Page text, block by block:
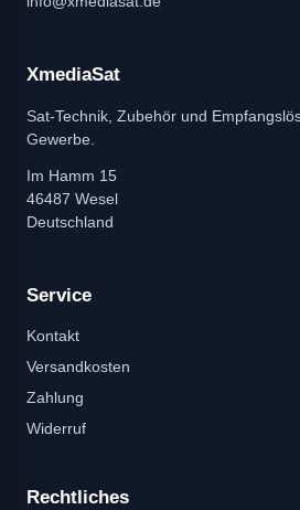
XmediaSat
Sat-Technik, Zubehör und
Gewerbe.
Im Hamm 15
46487 Wesel
Deutschland
Service
Kontakt
Versandkosten
Zahlung
Widerruf
Rechtliches